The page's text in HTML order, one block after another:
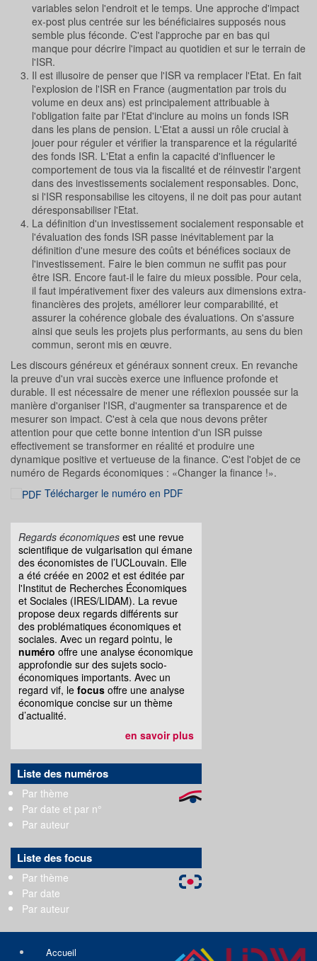
variables selon l'endroit et le temps. Une approche d'impact
ex-post plus centrée sur les bénéficiaires supposés nous
semble plus féconde. C'est l'approche par en bas qui
manque pour décrire l'impact au quotidien et sur le terrain de
l'ISR.
Il est illusoire de penser que l'ISR va remplacer l'Etat. En fait
l'explosion de l'ISR en France (augmentation par trois du
volume en deux ans) est principalement attribuable à
l'obligation faite par l'Etat d'inclure au moins un fonds ISR
dans les plans de pension. L'Etat a aussi un rôle crucial à
jouer pour réguler et vérifier la transparence et la régularité
des fonds ISR. L'Etat a enfin la capacité d'influencer le
comportement de tous via la fiscalité et de réinvestir l'argent
dans des investissements socialement responsables. Donc,
si l'ISR responsabilise les citoyens, il ne doit pas pour autant
déresponsabiliser l'Etat.
La définition d'un investissement socialement responsable et
l'évaluation des fonds ISR passe inévitablement par la
définition d'une mesure des coûts et bénéfices sociaux de
l'investissement. Faire le bien commun ne suffit pas pour
être ISR. Encore faut-il le faire du mieux possible. Pour cela,
il faut impérativement fixer des valeurs aux dimensions extra-
financières des projets, améliorer leur comparabilité, et
assurer la cohérence globale des évaluations. On s'assure
ainsi que seuls les projets plus performants, au sens du bien
commun, seront mis en œuvre.
Les discours généreux et généraux sonnent creux. En revanche
la preuve d'un vrai succès exerce une influence profonde et
durable. Il est nécessaire de mener une réflexion poussée sur la
manière d'organiser l'ISR, d'augmenter sa transparence et de
mesurer son impact. C'est à cela que nous devons prêter
attention pour que cette bonne intention d'un ISR puisse
effectivement se transformer en réalité et produire une
dynamique positive et vertueuse de la finance. C'est l'objet de ce
numéro de Regards économiques : «Changer la finance !».
Télécharger le numéro en PDF
Regards économiques est une revue
scientifique de vulgarisation qui émane
des économistes de l’UCLouvain. Elle
a été créée en 2002 et est éditée par
l'Institut de Recherches Économiques
et Sociales (IRES/LIDAM). La revue
propose deux regards différents sur
des problématiques économiques et
sociales. Avec un regard pointu, le
numéro offre une analyse économique
approfondie sur des sujets socio-
économiques importants. Avec un
regard vif, le focus offre une analyse
économique concise sur un thème
d’actualité.
en savoir plus
Liste des numéros
Par thème
Par date et par n°
Par auteur
Liste des focus
Par thème
Par date
Par auteur
Accueil